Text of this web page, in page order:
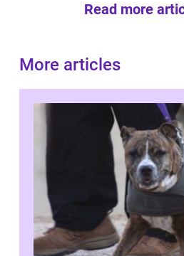
Read more
More articles